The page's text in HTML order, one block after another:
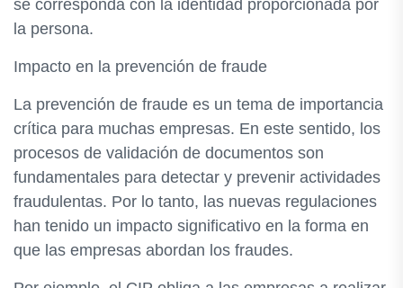
se corresponda con la identidad proporcionada por
la persona.
Impacto en la prevención de fraude
La prevención de fraude es un tema de importancia
crítica para muchas empresas. En este sentido, los
procesos de validación de documentos son
fundamentales para detectar y prevenir actividades
fraudulentas. Por lo tanto, las nuevas regulaciones
han tenido un impacto significativo en la forma en
que las empresas abordan los fraudes.